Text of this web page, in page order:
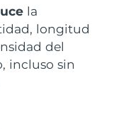
la
longitud
del
incluso sin
prevista8/9/26
prevista 8/10/26